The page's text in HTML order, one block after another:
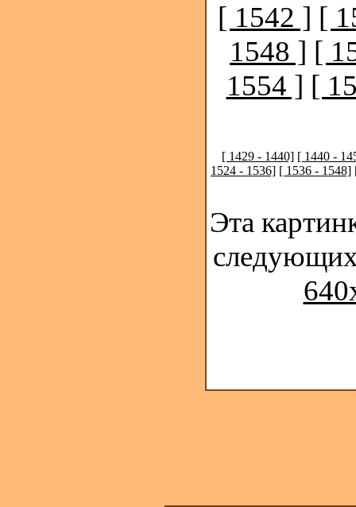
[ 1542 ] [
1548 ] [
1554 ] [
[ 1429 - 1440] [ 1440 -
1524 - 1536] [ 1536 - 1548]
Эта